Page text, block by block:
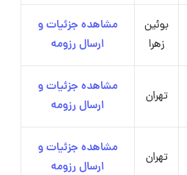
بوئین
زهرا
مشاهده جزئیات و
ارسال رزومه
تهران
مشاهده جزئیات و
ارسال رزومه
تهران
مشاهده جزئیات و
ارسال رزومه